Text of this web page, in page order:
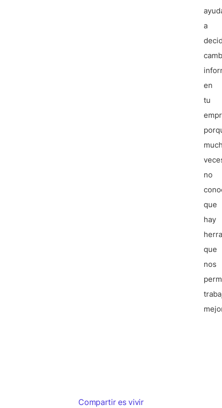
a
en
tu
no
que
hay
que
nos
Compartir es vivir